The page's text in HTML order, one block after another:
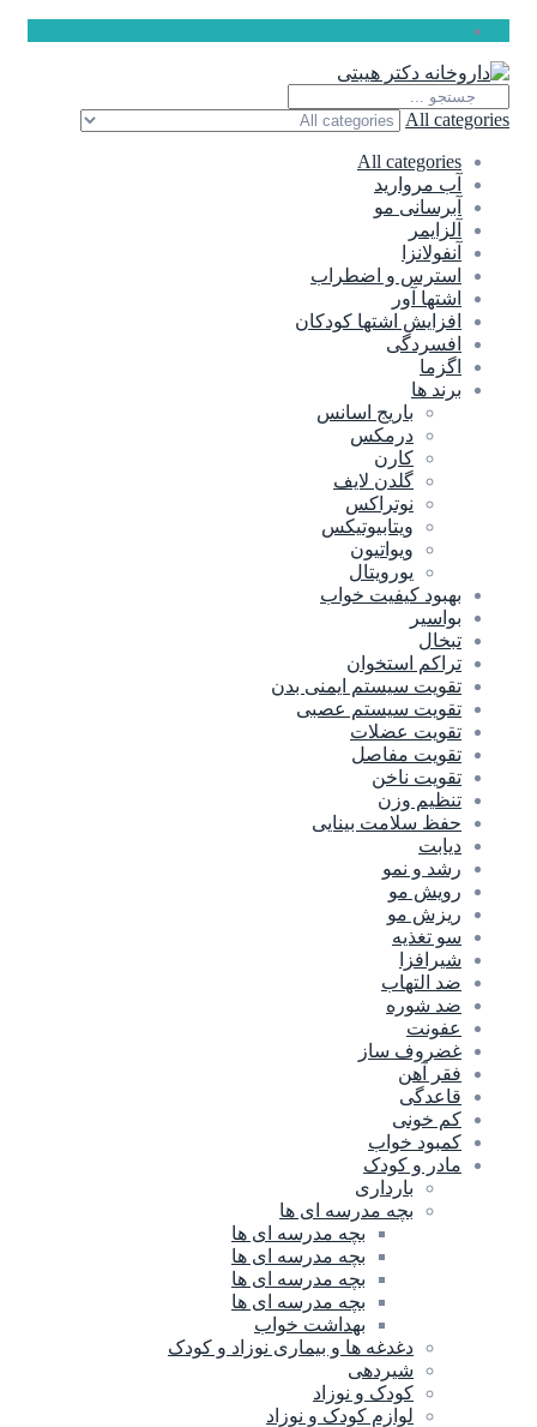
All categories
All categories
آب مروارید
آبرسانی مو
آلزایمر
آنفولانزا
استرس و اضطراب
اشتها آور
افزایش اشتها کودکان
افسردگی
اگزما
برند ها
باریج اسانس
درمکس
کارن
گلدن لایف
نوتراکس
ویتابیوتیکس
ویواتیون
یورویتال
بهبود کیفیت خواب
بواسیر
تبخال
تراکم استخوان
تقویت سیستم ایمنی بدن
تقویت سیستم عصبی
تقویت عضلات
تقویت مفاصل
تقویت ناخن
تنظیم وزن
حفظ سلامت بینایی
دیابت
رشد و نمو
رویش مو
ریزش مو
سو تغذیه
شیرافزا
ضد التهاب
ضد شوره
عفونت
غضروف ساز
فقر آهن
قاعدگی
کم خونی
کمبود خواب
مادر و کودک
بارداری
بچه مدرسه ای ها
بچه مدرسه اى ها
بچه مدرسه ای ها
بچه مدرسه ای ها
بچه مدرسه ای ها
بهداشت خواب
دغدغه ها و بیماری نوزاد و کودک
شیردهی
کودک و نوزاد
لوازم کودک و نوزاد